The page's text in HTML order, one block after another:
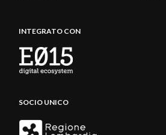
INTEGRATO CON
SOCIO UNICO